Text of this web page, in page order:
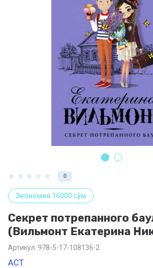
0
Экономия 16000 сўм
Секрет потрепанного
(Вильмонт Екатерина
Артикул: 978-5-17-108136-2
АСТ